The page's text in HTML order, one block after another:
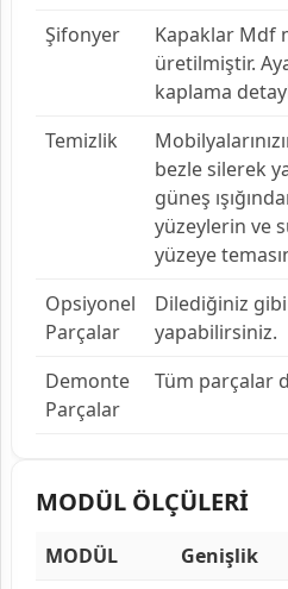
Şifonyer
Kapaklar Mdf
üretilmiştir.
kaplama
Temizlik
bezle silerek
güneş
yüzeylerin ve
yüzeye
Opsiyonel
Parçalar
Dilediğiniz
yapabilirsiniz.
Demonte
Parçalar
Tüm parçalar
MODÜL ÖLÇÜLERİ
MODÜL Genişlik